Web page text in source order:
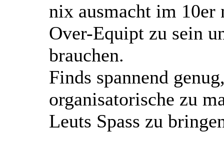
nix ausmacht im 10er
Over-Equipt zu sein
brauchen.
Finds spannend
organisatorische zu
Leuts Spass zu